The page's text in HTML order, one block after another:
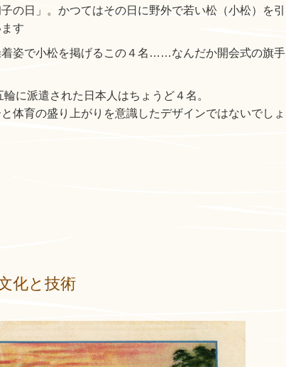
の日」。かつてはその日に野外で若い松（小松）を引
す
姿で小松を掲げるこの４名……なんだか開会式の旗手
に派遣された日本人はちょうど４名。
体育の盛り上がりを意識したデザインではないでしょ
化と技術